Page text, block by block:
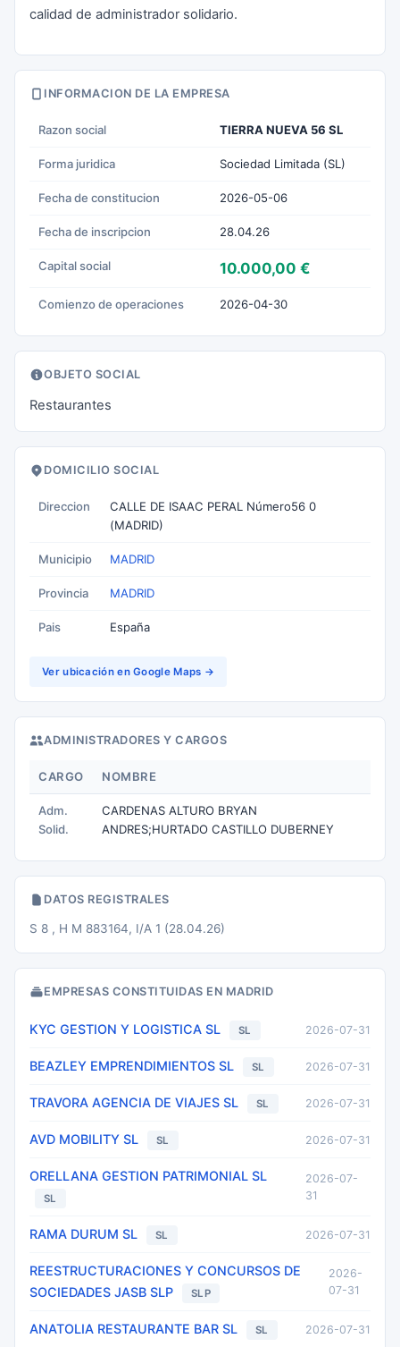
calidad de administrador solidario.
INFORMACION DE LA EMPRESA
Razon social TIERRA NUEVA 56 SL
Forma juridica Sociedad Limitada (SL)
Fecha de constitucion 2026-05-06
Fecha de inscripcion 28.04.26
Capital social 10.000,00 €
Comienzo de operaciones 2026-04-30
OBJETO SOCIAL
Restaurantes
DOMICILIO SOCIAL
Direccion
CALLE DE ISAAC PERAL Número56 0
(MADRID)
Municipio MADRID
Provincia MADRID
Pais España
Ver ubicación en Google Maps →
ADMINISTRADORES Y CARGOS
CARGO NOMBRE
Adm.
Solid.
CARDENAS ALTURO BRYAN
ANDRES;HURTADO CASTILLO DUBERNEY
DATOS REGISTRALES
S 8 , H M 883164, I/A 1 (28.04.26)
EMPRESAS CONSTITUIDAS EN MADRID
KYC GESTION Y LOGISTICA SL SL 2026-07-31
BEAZLEY EMPRENDIMIENTOS SL SL 2026-07-31
TRAVORA AGENCIA DE VIAJES SL SL 2026-07-31
AVD MOBILITY SL SL 2026-07-31
ORELLANA GESTION PATRIMONIAL SL
SL
2026-07-
31
RAMA DURUM SL SL 2026-07-31
REESTRUCTURACIONES Y CONCURSOS DE
SOCIEDADES JASB SLP
SLP
2026-
07-31
ANATOLIA RESTAURANTE BAR SL SL 2026-07-31